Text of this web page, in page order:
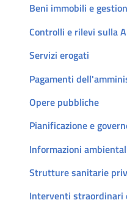
Beni immobili e
Controlli e rilevi sulla
Servizi erogati
Pagamenti
Opere pubbliche
Pianificazione e
Informazioni
Strutture sanitarie
Interventi straordinari